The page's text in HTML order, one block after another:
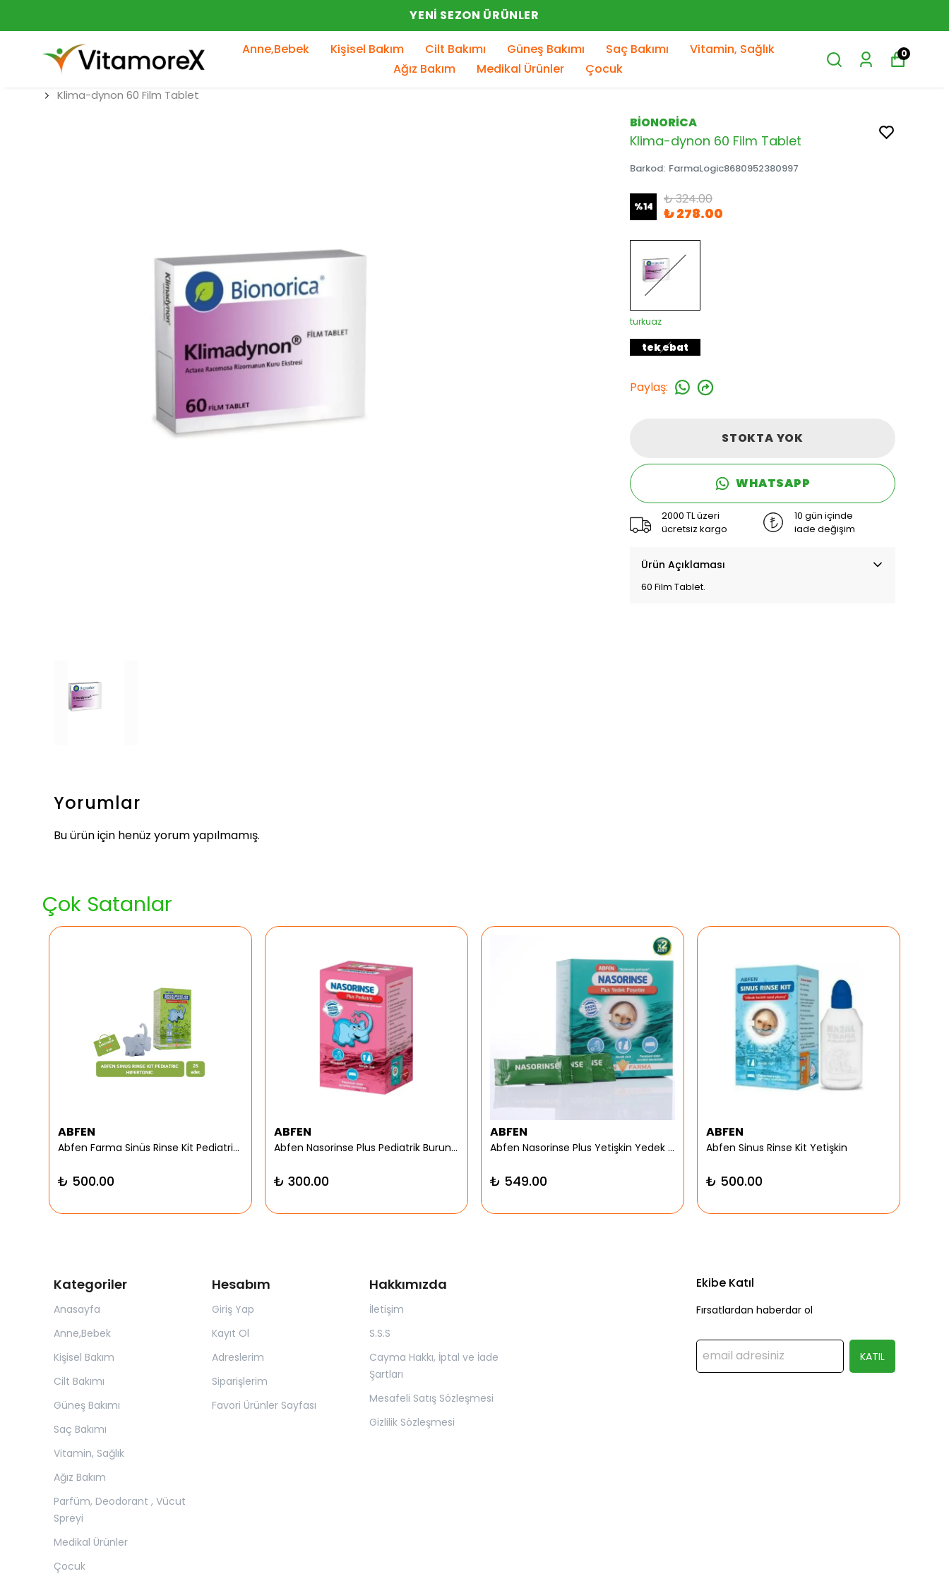
YENI SEZON ÜRÜNLER
Anne,Bebek Kişisel Bakım Cilt Bakımı Güneş Bakımı Saç Bakımı
Vitamin, Sağlık
Ağız Bakım
Medikal Ürünler Çocuk
0
Klima-dynon 60 Film Tablet
BİONORİCA
Klima-dynon 60 Film Tablet
Barkod: FarmaLogic8680952380997
%14 ₺ 324.00
₺ 278.00
turkuaz
tek ebat
Paylaş:
STOKTA YOK
WHATSAPP
2000 TL üzeri
ücretsiz kargo
10 gün içinde
iade değişim
Ürün Açıklaması
60 Film Tablet.
Yorumlar
Bu ürün için henüz yorum yapılmamış.
Çok Satanlar
ABFEN
Abfen Farma Sinüs Rinse Kit Pediatrik Hipertonic
₺ 500.00
ABFEN
Abfen Nasorinse Plus Pediatrik Burun Yıkama Kiti
₺ 300.00
ABFEN
Abfen Nasorinse Plus Yetişkin Yedek Poşet
₺ 549.00
ABFEN
Abfen Sinus Rinse Kit Yetişkin
₺ 500.00
Kategoriler
Anasayfa
Anne,Bebek
Kişisel Bakım
Cilt Bakımı
Güneş Bakımı
Saç Bakımı
Vitamin, Sağlık
Ağız Bakım
Parfüm, Deodorant , Vücut
Spreyi
Medikal Ürünler
Çocuk
Hesabım
Giriş Yap
Kayıt Ol
Adreslerim
Siparişlerim
Favori Ürünler Sayfası
Hakkımızda
İletişim
S.S.S
Cayma Hakkı, İptal ve İade
Şartları
Mesafeli Satış Sözleşmesi
Gizlilik Sözleşmesi
Ekibe Katıl
Fırsatlardan haberdar ol
KATIL